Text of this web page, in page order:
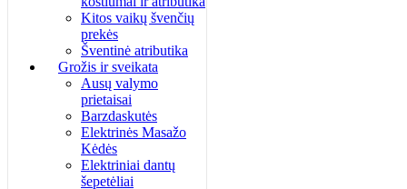
Kitos vaikų švenčių
prekės
Šventinė atributika
Grožis ir sveikata
Ausų valymo
prietaisai
Barzdaskutės
Elektrinės Masažo
Kėdės
Elektriniai dantų
šepetėliai